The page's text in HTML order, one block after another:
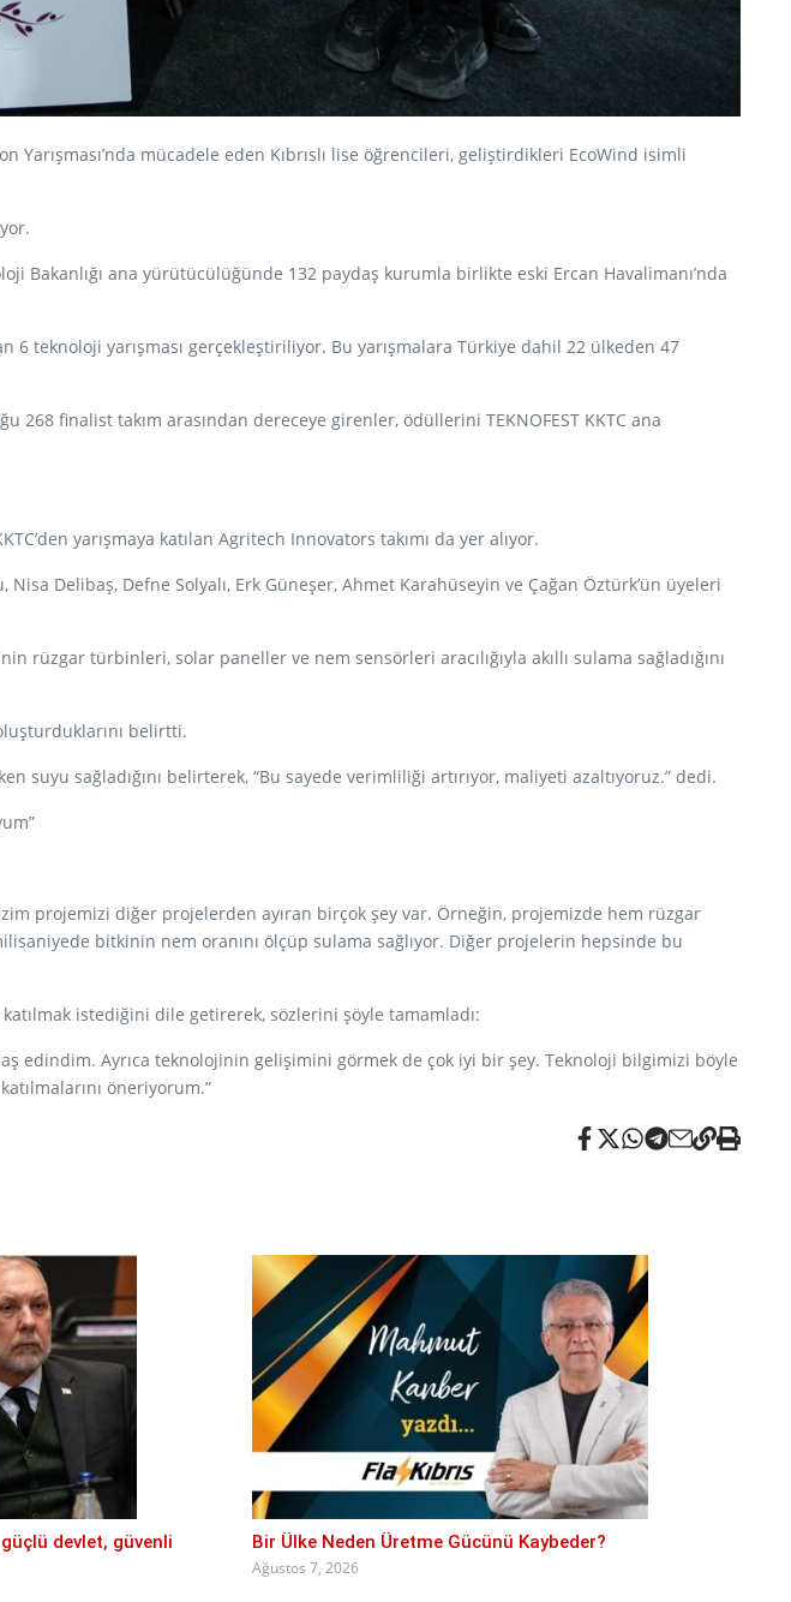
Yarışması’nda mücadele eden Kıbrıslı lise öğrencileri, geliştirdikleri EcoWind isimli
Bakanlığı ana yürütücülüğünde 132 paydaş kurumla birlikte eski Ercan Havalimanı’nda
6 teknoloji yarışması gerçekleştiriliyor. Bu yarışmalara Türkiye dahil 22 ülkeden 47
268 finalist takım arasından dereceye girenler, ödüllerini TEKNOFEST KKTC ana
yarışmaya katılan Agritech Innovators takımı da yer alıyor.
Delibaş, Defne Solyalı, Erk Güneşer, Ahmet Karahüseyin ve Çağan Öztürk’ün üyeleri
rüzgar türbinleri, solar paneller ve nem sensörleri aracılığıyla akıllı sulama sağladığını
belirtti.
sağladığını belirterek, “Bu sayede verimliliği artırıyor, maliyeti azaltıyoruz.” dedi.
projemizi diğer projelerden ayıran birçok şey var. Örneğin, projemizde hem rüzgar
bitkinin nem oranını ölçüp sulama sağlıyor. Diğer projelerin hepsinde bu
istediğini dile getirerek, sözlerini şöyle tamamladı:
edindim. Ayrıca teknolojinin gelişimini görmek de çok iyi bir şey. Teknoloji bilgimizi böyle
öneriyorum.”
devlet, güvenli
Bir Ülke Neden Üretme Gücünü Kaybeder?
Ağustos 7, 2026